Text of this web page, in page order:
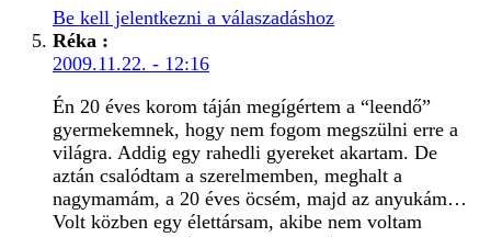
Be kell jelentkezni a válaszadáshoz
Réka :
2009.11.22. - 12:16
Én 20 éves korom táján megígértem a “leendő”
gyermekemnek, hogy nem fogom megszülni erre a
világra. Addig egy rahedli gyereket akartam. De
aztán csalódtam a szerelmemben, meghalt a
nagymamám, a 20 éves öcsém, majd az anyukám…
Volt közben egy élettársam, akibe nem voltam